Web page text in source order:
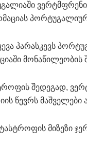
პარასკევს
მონაწილეობის
შედეგად,
წევრს მაშველები
მიზეზი